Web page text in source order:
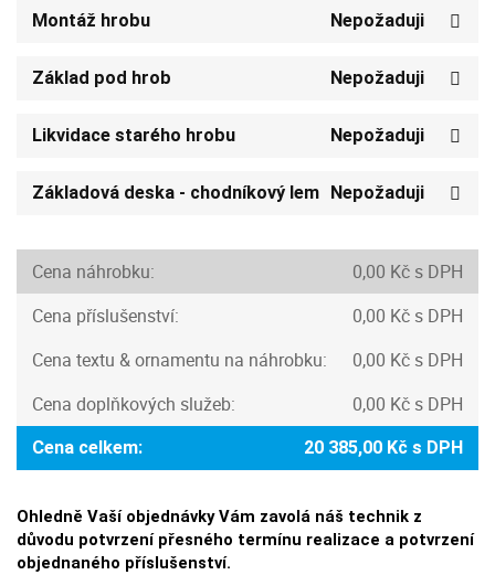
Montáž hrobu Nepožaduji
Základ pod hrob Nepožaduji
Likvidace starého hrobu Nepožaduji
Základová deska - chodníkový lem Nepožaduji
Cena náhrobku:
0,00 Kč s DPH
Cena příslušenství:
0,00 Kč s DPH
Cena textu & ornamentu na náhrobku:
0,00 Kč s DPH
Cena doplňkových služeb:
0,00 Kč s DPH
Cena celkem: 20 385,00 Kč s DPH
Ohledně Vaší objednávky Vám zavolá náš technik z
důvodu potvrzení přesného termínu realizace a potvrzení
objednaného příslušenství.